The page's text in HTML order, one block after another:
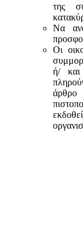
της
Να
Οι
ή/
άρθρο